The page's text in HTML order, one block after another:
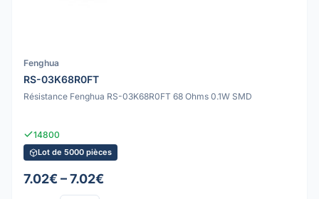
Fenghua
RS-03K68R0FT
Résistance Fenghua RS-03K68R0FT 68 Ohms 0.1W SMD
14800
Lot de 5000 pièces
7.02€ – 7.02€